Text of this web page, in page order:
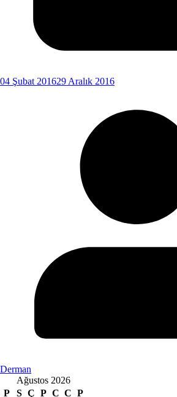
04 Şubat 201629 Aralık 2016
Derman
Ağustos 2026
P
S Ç P C C P